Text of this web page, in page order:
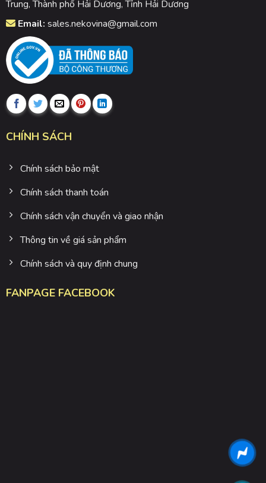
Trung, Thành phố Hải Dương, Tỉnh Hải Dương
Email: sales.nekovina@gmail.com
CHÍNH SÁCH
Chính sách bảo mật
Chính sách thanh toán
Chính sách vận chuyển và giao nhận
Thông tin về giá sản phẩm
Chính sách và quy định chung
FANPAGE FACEBOOK